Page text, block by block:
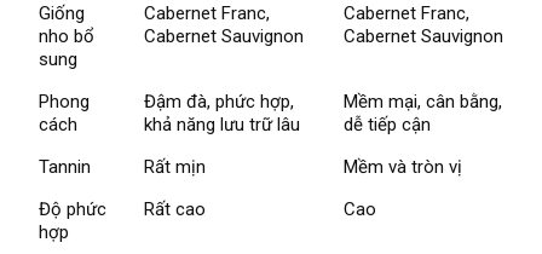
Giống
nho bổ
sung
Cabernet Franc,
Cabernet Sauvignon
Cabernet Franc,
Cabernet Sauvignon
Phong
cách
Đậm đà, phức hợp,
khả năng lưu trữ lâu
Mềm mại, cân bằng,
dễ tiếp cận
Tannin
Rất mịn
Mềm và tròn vị
Độ phức
hợp
Rất cao Cao